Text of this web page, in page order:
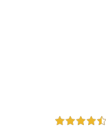
4,5 étoiles sur 5